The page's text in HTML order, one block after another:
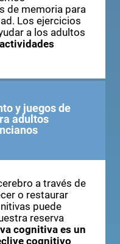
de memoria para
Los ejercicios
a los adultos
actividades
y juegos de
adultos
a través de
o restaurar
puede
reserva
cognitiva es un
cognitivo